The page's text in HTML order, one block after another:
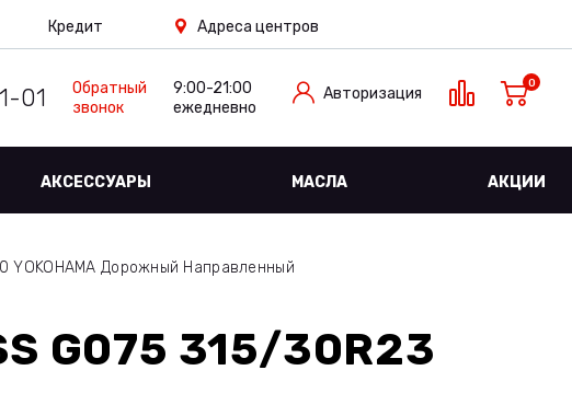
Кредит Адреса центров
01
Обратный
звонок
9:00-21:00
ежедневно
Авторизация
0
АКСЕССУАРЫ МАСЛА АКЦИИ
Дорожный Направленный
G075 315/30R23